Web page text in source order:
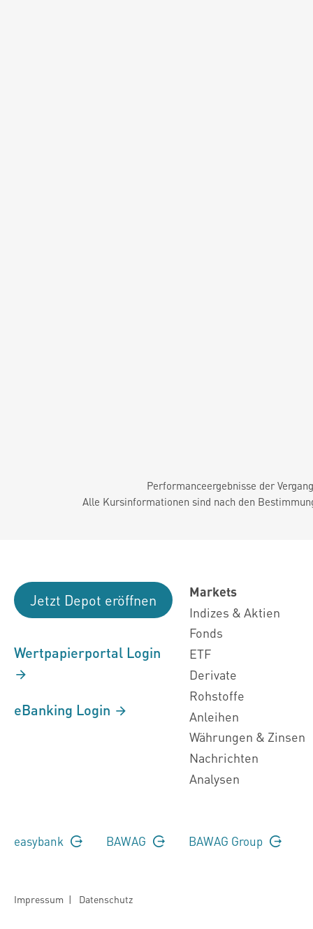
Performanceergebnisse der
Alle Kursinformationen sind nach den
Jetzt Depot eröffnen
Wertpapierportal Login
eBanking Login
Markets
Indizes & Aktien
Fonds
ETF
Derivate
Rohstoffe
Anleihen
Währungen & Zinsen
Nachrichten
Analysen
easybank BAWAG BAWAG Group
Impressum | Datenschutz